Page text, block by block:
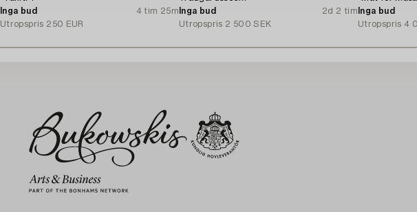
Inga bud
4 tim 25m
Utropspris 250 EUR
Inga bud
2d 2 tim
Utropspris 2 500 SEK
Inga bud
Utropspris 4